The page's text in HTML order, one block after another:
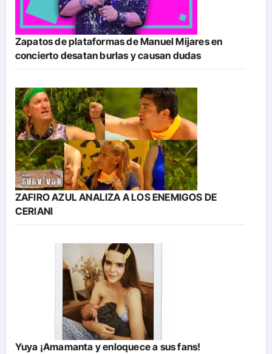
Zapatos de plataformas de Manuel Mijares en
concierto desatan burlas y causan dudas
ZAFIRO AZUL ANALIZA A LOS ENEMIGOS DE
CERIANI
Yuya ¡Amamanta y enloquece a sus fans!